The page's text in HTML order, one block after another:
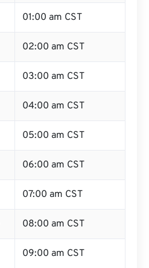
01:00 am CST
02:00 am CST
03:00 am CST
04:00 am CST
05:00 am CST
06:00 am CST
07:00 am CST
08:00 am CST
09:00 am CST